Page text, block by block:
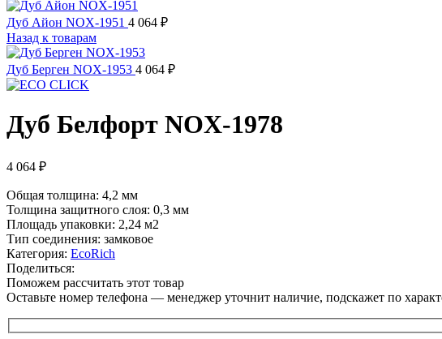
Дуб Айон NOX-1951 4 064 ₽
Назад к товарам
Дуб Берген NOX-1953 4 064 ₽
Дуб Белфорт NOX-1978
4 064 ₽
Общая толщина: 4,2 мм
Толщина защитного слоя: 0,3 мм
Площадь упаковки: 2,24 м2
Тип соединения: замковое
Категория: EcoRich
Поделиться:
Поможем рассчитать этот товар
Оставьте номер телефона — менеджер уточнит наличие, подскажет по